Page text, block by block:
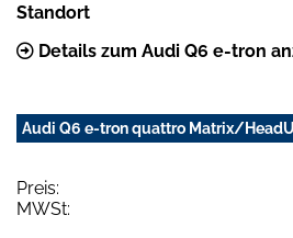
Standort
Details zum Audi Q6 e-tron
Audi Q6 e-tron quattro Matrix/
Preis:
MWSt: